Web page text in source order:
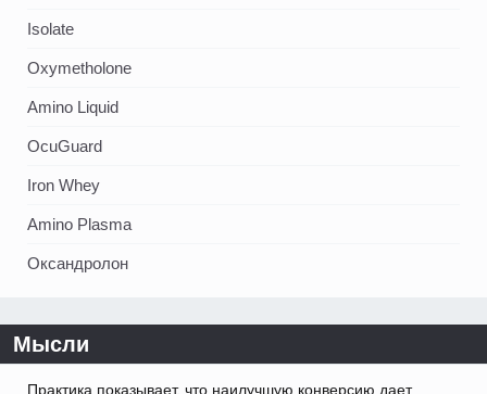
Isolate
Oxymetholone
Amino Liquid
OcuGuard
Iron Whey
Amino Plasma
Оксандролон
Мысли
Практика показывает, что наилучшую конверсию дает